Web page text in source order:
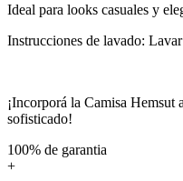
Ideal para looks casuales y
Instrucciones de lavado:
¡Incorporá la Camisa
sofisticado!
100% de garantia
+